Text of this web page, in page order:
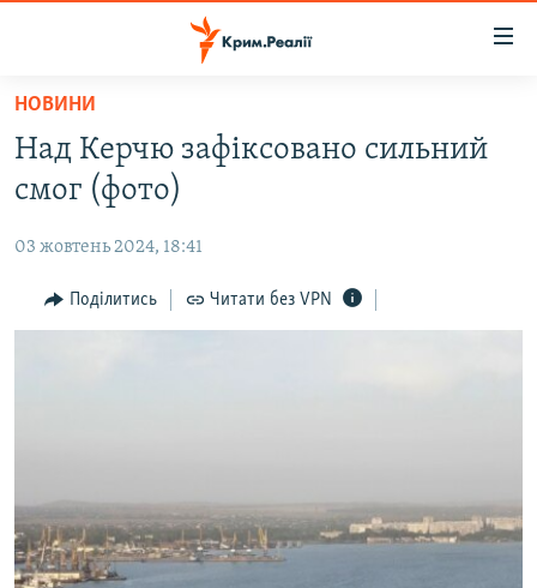
Перейти
основного
матеріалу
до
навігації
Перейти
ВОДА.КРИМ
ВІДЕО ТА ФОТО
ПОЛІТИКА
БЛОГИ
ДЕПОРТАЦІЯ
ВІДЕОУРОКИ «ELIFBE»
ЯК ОБІЙТИ БЛОКУВАННЯ
Русский
НОВИНИ
Над Керчю зафіксовано сильний
смог (фото)
03 жовтень 2024, 18:41
Поділитись Читати без VPN